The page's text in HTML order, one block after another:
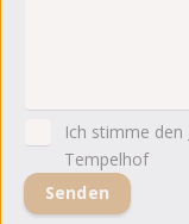
Ich stimme den
Tempelhof